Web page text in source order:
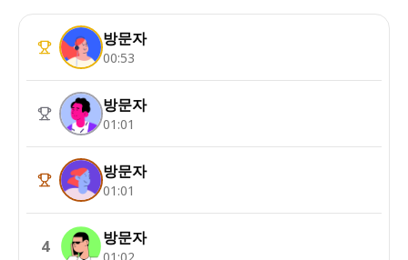
방문자
00:53
방문자
01:01
방문자
01:01
4 방문자